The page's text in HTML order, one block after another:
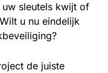
sleutels kwijt of
u nu eindelijk
de juiste